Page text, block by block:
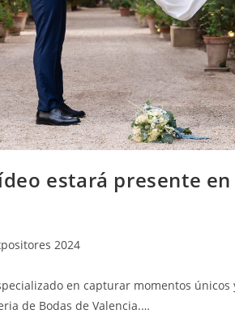
estará presente
2024
en capturar momentos
de Bodas de Valencia.…